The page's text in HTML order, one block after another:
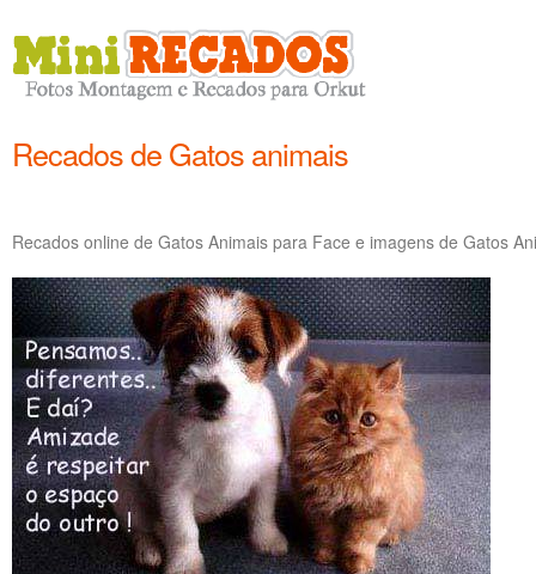
Recados de Gatos animais
Recados online de Gatos Animais para Face e imagens de Gatos